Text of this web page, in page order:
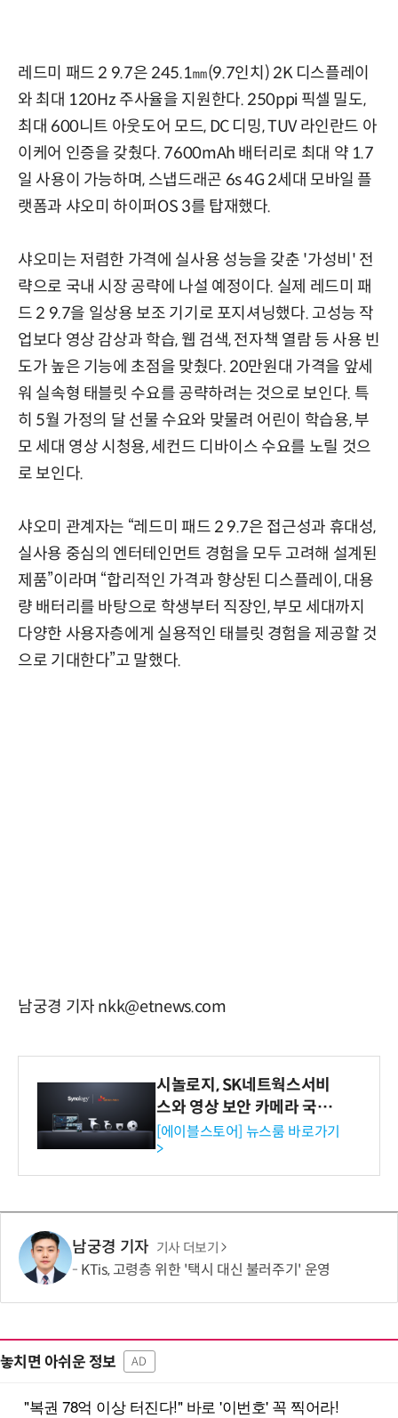
레드미 패드 2 9.7은 245.1㎜(9.7인치) 2K 디스플레이
와 최대 120Hz 주사율을 지원한다. 250ppi 픽셀 밀도,
최대 600니트 아웃도어 모드, DC 디밍, TUV 라인란드 아
이케어 인증을 갖췄다. 7600mAh 배터리로 최대 약 1.7
일 사용이 가능하며, 스냅드래곤 6s 4G 2세대 모바일 플
랫폼과 샤오미 하이퍼OS 3를 탑재했다.
샤오미는 저렴한 가격에 실사용 성능을 갖춘 '가성비' 전
략으로 국내 시장 공략에 나설 예정이다. 실제 레드미 패
드 2 9.7을 일상용 보조 기기로 포지셔닝했다. 고성능 작
업보다 영상 감상과 학습, 웹 검색, 전자책 열람 등 사용 빈
도가 높은 기능에 초점을 맞췄다. 20만원대 가격을 앞세
워 실속형 태블릿 수요를 공략하려는 것으로 보인다. 특
히 5월 가정의 달 선물 수요와 맞물려 어린이 학습용, 부
모 세대 영상 시청용, 세컨드 디바이스 수요를 노릴 것으
로 보인다.
샤오미 관계자는 “레드미 패드 2 9.7은 접근성과 휴대성,
실사용 중심의 엔터테인먼트 경험을 모두 고려해 설계된
제품”이라며 “합리적인 가격과 향상된 디스플레이, 대용
량 배터리를 바탕으로 학생부터 직장인, 부모 세대까지
다양한 사용자층에게 실용적인 태블릿 경험을 제공할 것
으로 기대한다”고 말했다.
남궁경 기자 nkk@etnews.com
시놀로지, SK네트웍스서비
스와 영상 보안 카메라 국내
독점 판매 파트너십 체결
[에이블스토어] 뉴스룸 바로가기
>
남궁경 기자 기사 더보기
KTis, 고령층 위한 '택시 대신 불러주기' 운영
놓치면 아쉬운 정보 AD